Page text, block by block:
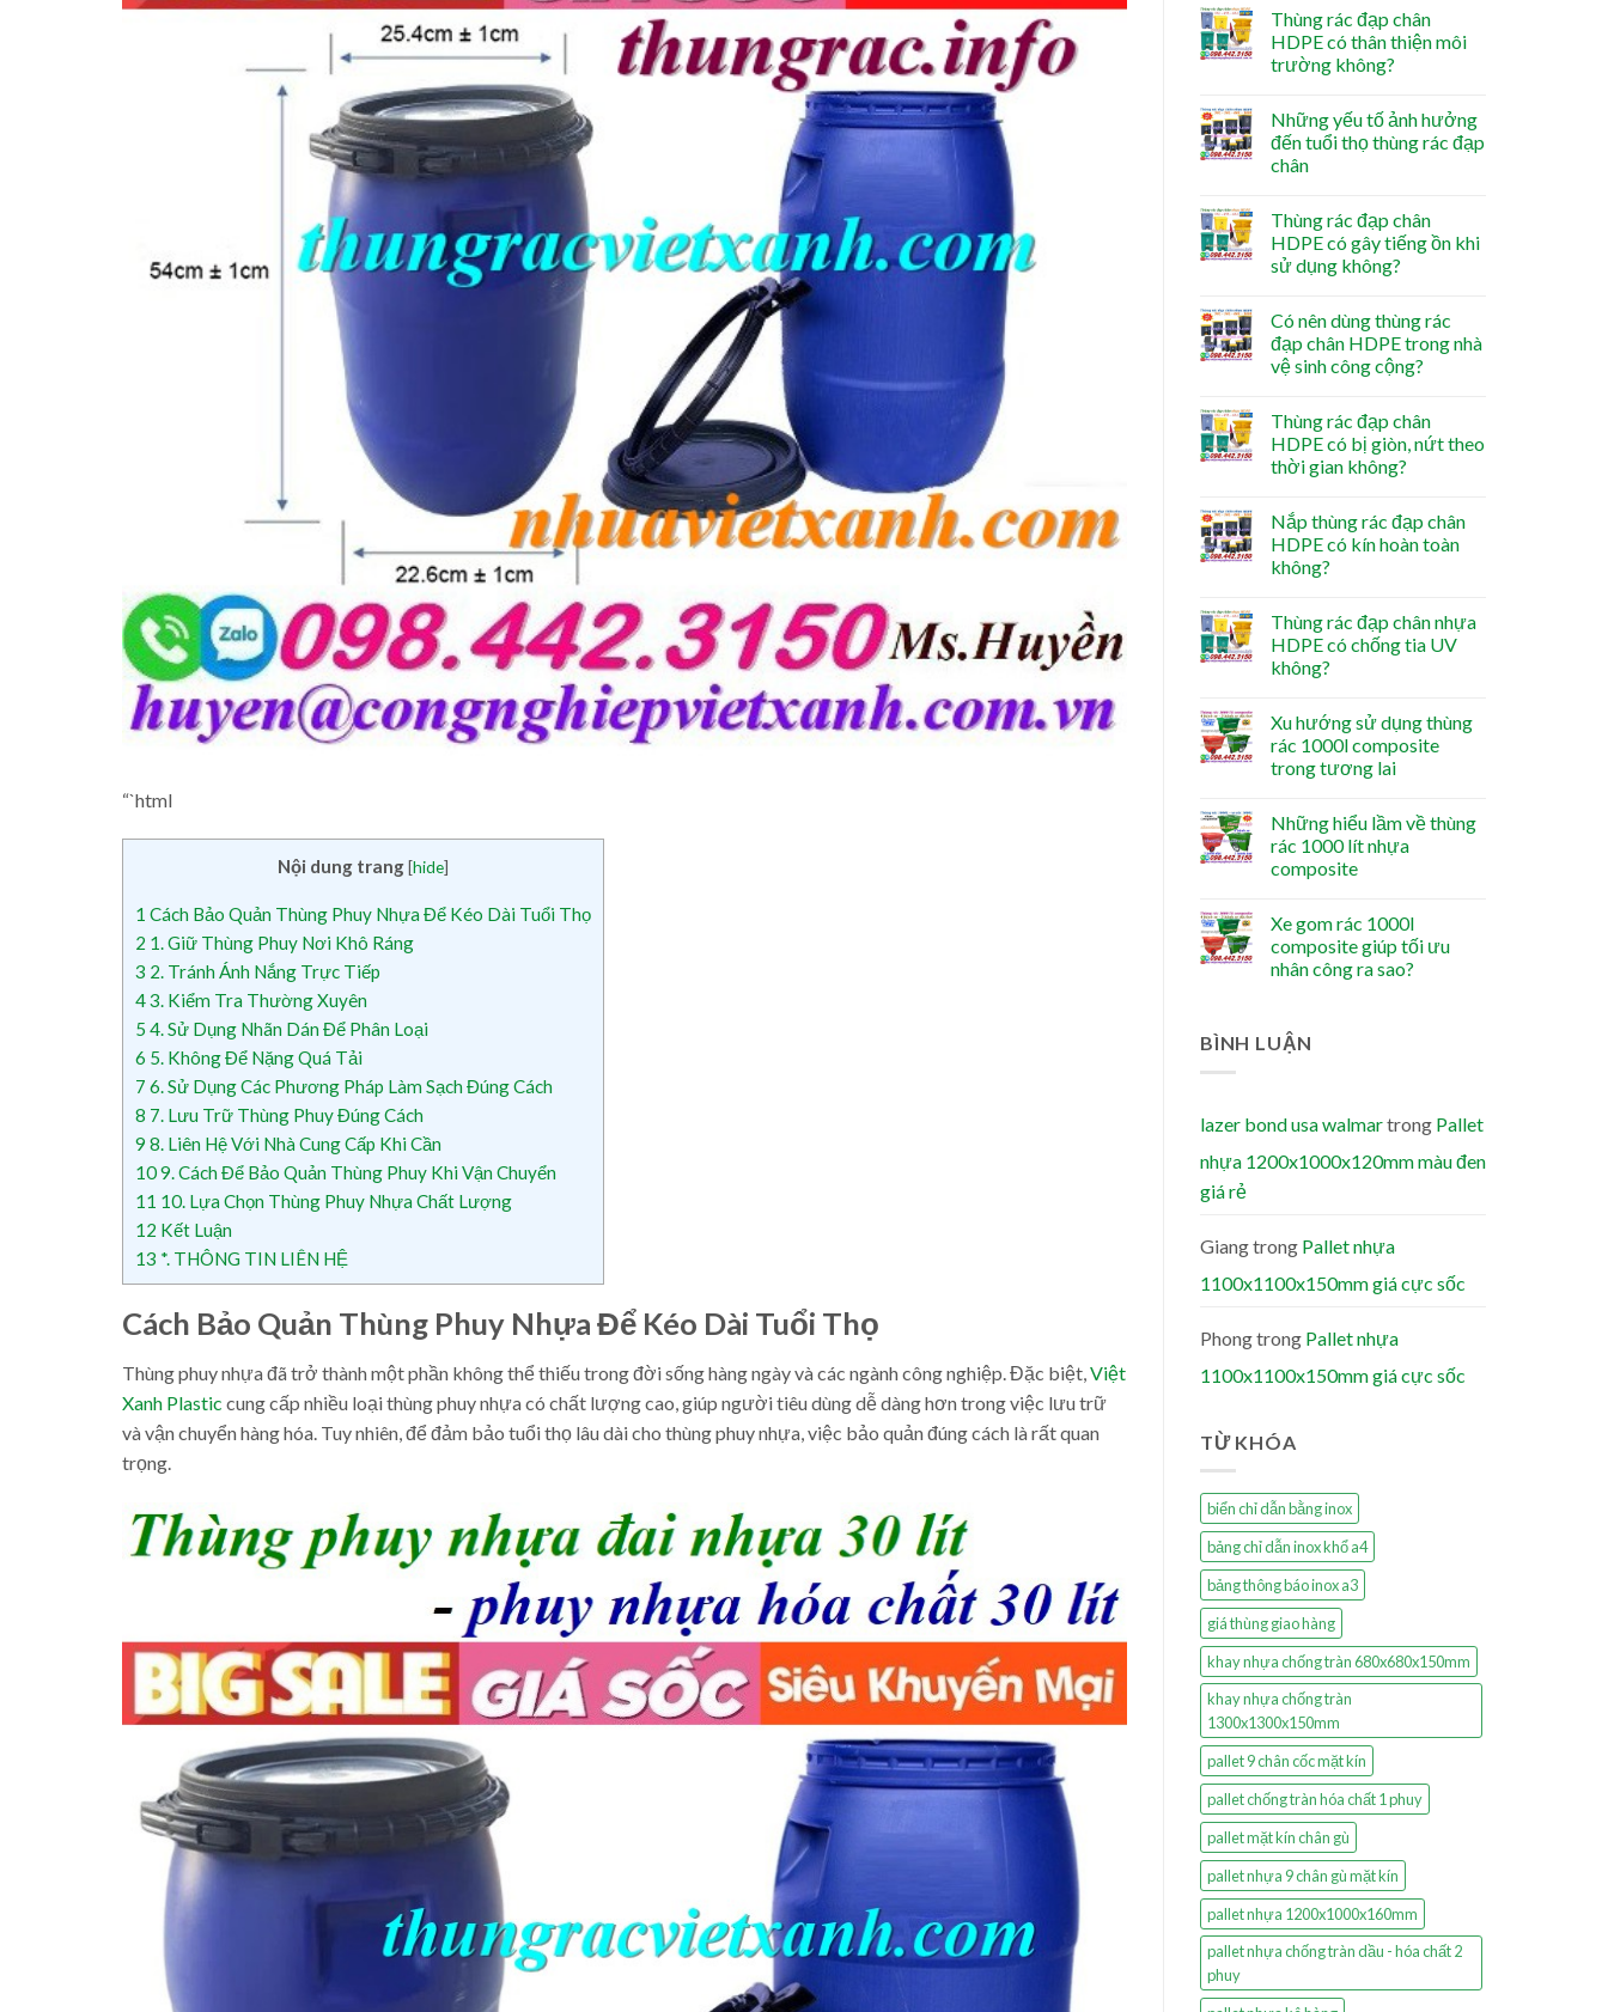
“`html
Nội dung trang[hide]
1 Cách Bảo Quản Thùng Phuy Nhựa Để Kéo Dài Tuổi Thọ
2 1. Giữ Thùng Phuy Nơi Khô Ráng
3 2. Tránh Ánh Nắng Trực Tiếp
43. Kiểm Tra Thường Xuyên
5 4. Sử Dụng Nhãn Dán Để Phân Loại
6 5. Không Để Nặng Quá Tải
7 6. Sử Dụng Các Phương Pháp Làm Sạch Đúng Cách
8 7. Lưu Trữ Thùng Phuy Đúng Cách
9 8. Liên Hệ Với Nhà Cung Cấp Khi Cần
109. Cách Để Bảo Quản Thùng Phuy Khi Vận Chuyển
11 10. Lựa Chọn Thùng Phuy Nhựa Chất Lượng
12 Kết Luận
13 *. THÔNG TIN LIÊN HỆ
Cách Bảo Quản Thùng Phuy Nhựa Để Kéo Dài Tuổi Thọ
Thùng phuy nhựa đã trở thành một phần không thể thiếu trong đời sống hàng ngày và các ngành công nghiệp. Đặc biệt,Việt
Xanh Plastic cung cấp nhiều loại thùng phuy nhựa có chất lượng cao, giúp người tiêu dùng dễ dàng hơn trong việc lưu trữ
và vận chuyển hàng hóa. Tuy nhiên, để đảm bảo tuổi thọ lâu dài cho thùng phuy nhựa, việc bảo quản đúng cách là rất quan
trọng.
Thùng rác đạp chân
HDPE có thân thiện môi
trường không?
Những yếu tố ảnh hưởng
đến tuổi thọ thùng rác đạp
chân
Thùng rác đạp chân
HDPE có gây tiếng ồn khi
sử dụng không?
Có nên dùng thùng rác
đạp chân HDPE trong nhà
vệ sinh công cộng?
Thùng rác đạp chân
HDPE có bị giòn, nứt theo
thời gian không?
Nắp thùng rác đạp chân
HDPE có kín hoàn toàn
không?
Thùng rác đạp chân nhựa
HDPE có chống tia UV
không?
Xu hướng sử dụng thùng
rác 1000l composite
trong tương lai
Những hiểu lầm về thùng
rác 1000 lít nhựa
composite
Xe gom rác 1000l
composite giúp tối ưu
nhân công ra sao?
BÌNH LUẬN
lazer bond usa walmartrong Pallet
nhựa 1200x1000x120mm màu đen
giá rẻ
Giangtrong Pallet nhựa
1100x1100x150mm giá cực sốc
Phongtrong Pallet nhựa
1100x1100x150mm giá cực sốc
TỪ KHÓA
biển chỉ dẫn bằng inox
bảng chỉ dẫn inox khổ a4
bảng thông báo inox a3
giá thùng giao hàng
khay nhựa chống tràn 680x680x150mm
khay nhựa chống tràn
1300x1300x150mm
pallet 9 chân cốc mặt kín
pallet chống tràn hóa chất 1 phuy
pallet mặt kín chân gù
pallet nhựa 9 chân gù mặt kín
pallet nhựa 1200x1000x160mm
pallet nhựa chống tràn dầu - hóa chất 2
phuy